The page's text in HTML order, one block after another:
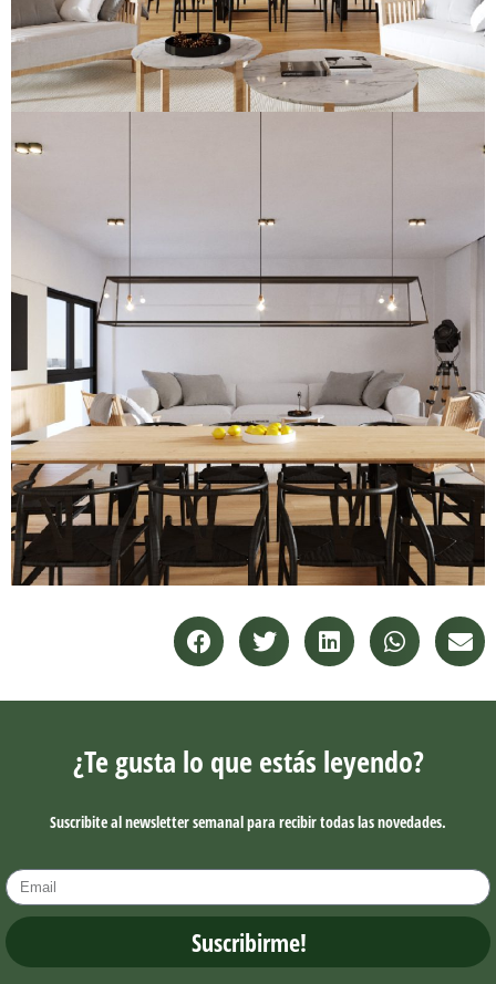
¿Te gusta lo que estás leyendo?
Suscribite al newsletter semanal para recibir todas las novedades.
Suscribirme!